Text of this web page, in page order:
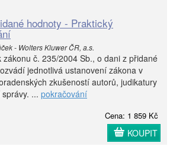
hodnoty - Praktický
- Wolters Kluwer ČR, a.s.
zákonu č. 235/2004 Sb., o dani z přidané
jednotlivá ustanovení zákona v
zkušeností autorů, judikatury
... pokračování
Cena: 1 859 Kč
KOUPIT